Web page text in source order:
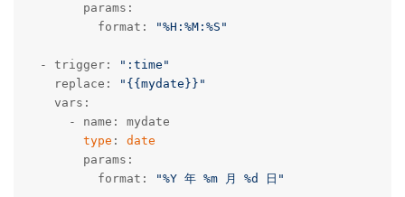
        params:
          format:
"%H:%M:%S"
  - trigger:
":time"
    replace:
"{{mydate}}"
    vars:
      - name: mydate
type : date
        params:
          format:
"%Y 年 %m 月 %d 日"